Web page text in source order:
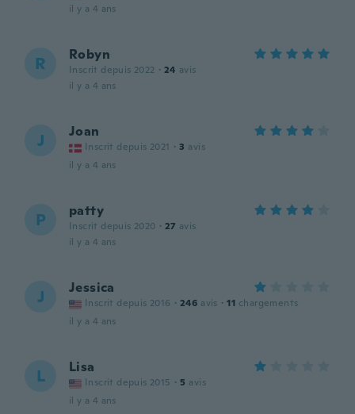
il y a 4 ans
R Robyn
Inscrit depuis 2022 · 24 avis
il y a 4 ans
J Joan
Inscrit depuis 2021 · 3 avis
il y a 4 ans
P patty
Inscrit depuis 2020 · 27 avis
il y a 4 ans
J Jessica
Inscrit depuis 2016 · 246 avis · 11 chargements
il y a 4 ans
L Lisa
Inscrit depuis 2015 · 5 avis
il y a 4 ans